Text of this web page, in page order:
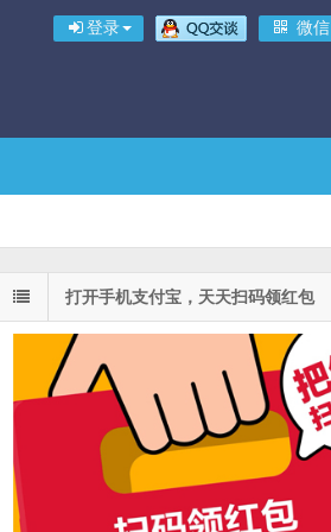
登录 微信
打开手机支付宝，天天扫码领红包